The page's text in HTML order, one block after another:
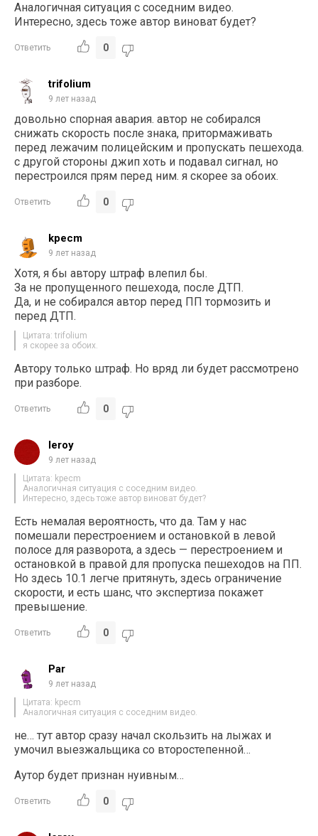
Аналогичная ситуация с соседним видео.
Интересно, здесь тоже автор виноват будет?
Ответить 0
trifolium
9 лет назад
довольно спорная авария. автор не собирался
снижать скорость после знака, притормаживать
перед лежачим полицейским и пропускать пешехода.
с другой стороны джип хоть и подавал сигнал, но
перестроился прям перед ним. я скорее за обоих.
Ответить 0
kpecm
9 лет назад
Хотя, я бы автору штраф влепил бы.
За не пропущенного пешехода, после ДТП.
Да, и не собирался автор перед ПП тормозить и
перед ДТП.
Цитата: trifolium
я скорее за обоих.
Автору только штраф. Но вряд ли будет рассмотрено
при разборе.
Ответить 0
leroy
9 лет назад
Цитата: kpecm
Аналогичная ситуация с соседним видео.
Интересно, здесь тоже автор виноват будет?
Есть немалая вероятность, что да. Там у нас
помешали перестроением и остановкой в левой
полосе для разворота, а здесь — перестроением и
остановкой в правой для пропуска пешеходов на ПП.
Но здесь 10.1 легче притянуть, здесь ограничение
скорости, и есть шанс, что экспертиза покажет
превышение.
Ответить 0
Par
9 лет назад
Цитата: kpecm
Аналогичная ситуация с соседним видео.
не… тут автор сразу начал скользить на лыжах и
умочил выезжальщика со второстепенной…
Аутор будет признан нуивным…
Ответить 0